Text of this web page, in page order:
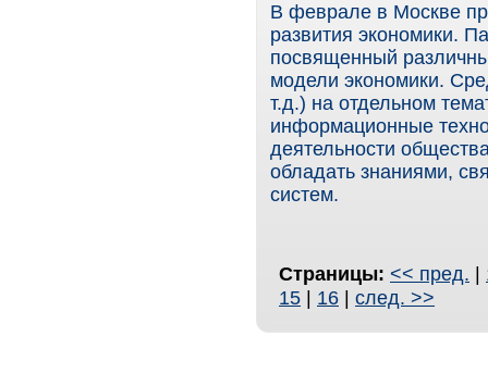
В феврале в Москве
развития экономики.
посвященный
модели экономики.
т.д.) на отдельном
информационные
деятельности
обладать знаниями,
систем.
Страницы: << пред. |
15 | 16 | след. >>